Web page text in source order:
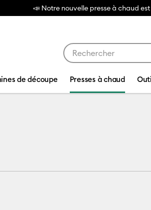
🔥NOUVEAU PRIX
de découpe Presses à chaud
Blanks